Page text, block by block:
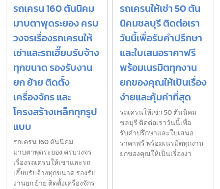
รถเครน 160 ตันนิคม
มาบตาพุดระยอง ครบ
วงจรเรื่องรถเครนให้
เช่าและรถเฮี๊ยบรับจ้าง
ทุกขนาด รองรับงาน
ยก ย้าย ติดตั้ง
เครื่องจักร และ
โครงสร้างเหล็กทุกรูป
แบบ
รถเครน 160 ตันนิคม
มาบตาพุดระยอง ครบวงจร
เรื่องรถเครนให้เช่าและรถ
เฮี๊ยบรับจ้างทุกขนาด รองรับ
งานยก ย้าย ติดตั้งเครื่องจักร
รถเครนให้เช่า 50 ตัน
นิคมชลบุรี ติดต่อเรา
วันนี้เพื่อรับคำปรึกษา
และใบเสนอราคาฟรี
พร้อมเนรมิตทุกงาน
ยกของคุณให้เป็นเรื่อง
ง่ายและคุ้มค่าที่สุด
รถเครนให้เช่า 50 ตันนิคม
ชลบุรี ติดต่อเราวันนี้เพื่อ
รับคำปรึกษาและใบเสนอ
ราคาฟรี พร้อมเนรมิตทุกงาน
ยกของคุณให้เป็นเรื่องง่า